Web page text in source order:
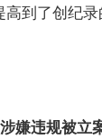
到了创纪录
嫌违规被立